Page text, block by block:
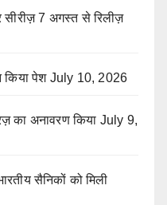
7 अगस्त से रिलीज़
किया पेश July 10, 2026
का अनावरण किया July 9,
सैनिकों को मिली